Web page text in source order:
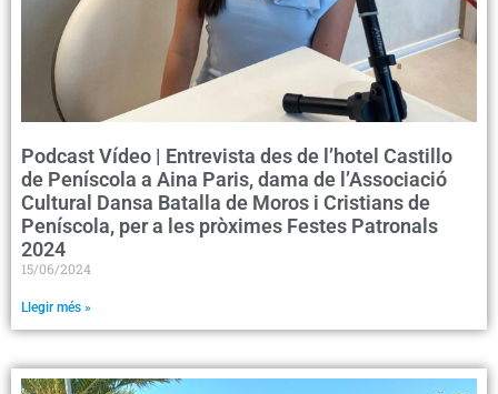
Podcast Vídeo | Entrevista des de l’hotel Castillo
de Peníscola a Aina Paris, dama de l’Associació
Cultural Dansa Batalla de Moros i Cristians de
Peníscola, per a les pròximes Festes Patronals
2024
15/06/2024
Llegir més »